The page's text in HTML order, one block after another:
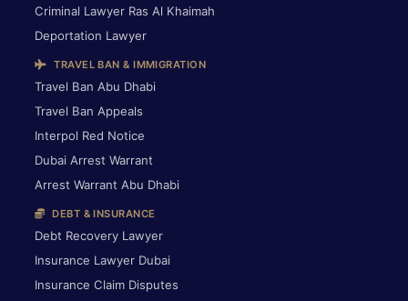
Criminal Lawyer Ras Al Khaimah
Deportation Lawyer
TRAVEL BAN & IMMIGRATION
Travel Ban Abu Dhabi
Travel Ban Appeals
Interpol Red Notice
Dubai Arrest Warrant
Arrest Warrant Abu Dhabi
DEBT & INSURANCE
Debt Recovery Lawyer
Insurance Lawyer Dubai
Insurance Claim Disputes